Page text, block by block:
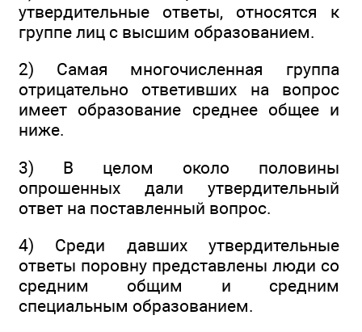
утвердительные ответы, относятся к
группе лиц с высшим образованием.
2) Самая многочисленная группа
отрицательно ответивших на вопрос
имеет образование среднее общее и
ниже.
3) В целом около половины
опрошенных дали утвердительный
ответ на поставленный вопрос.
4) Среди давших утвердительные
ответы поровну представлены люди со
средним общим и средним
специальным образованием.